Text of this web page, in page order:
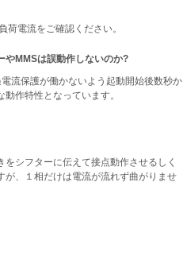
電流をご確認ください。
やMMSは誤動作しないのか?
流保護が働かないよう起動開始後数秒か
作特性となっています。
シフターに伝えて接点動作させるしく
、１相だけは電流が流れず曲がりませ